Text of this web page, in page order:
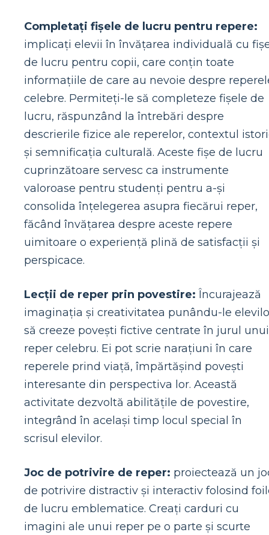
Completați fișele de lucru pentru repere:
implicați elevii în învățarea individuală cu
de lucru pentru copii, care conțin toate
informațiile de care au nevoie despre
celebre. Permiteți-le să completeze fișele de
lucru, răspunzând la întrebări despre
descrierile fizice ale reperelor, contextul
și semnificația culturală. Aceste fișe de lucru
cuprinzătoare servesc ca instrumente
valoroase pentru studenți pentru a-și
consolida înțelegerea asupra fiecărui reper,
făcând învățarea despre aceste repere
uimitoare o experiență plină de satisfacții și
perspicace.
Lecții de reper prin povestire: Încurajează
imaginația și creativitatea punându-le
să creeze povești fictive centrate în jurul unui
reper celebru. Ei pot scrie narațiuni în care
reperele prind viață, împărtășind povești
interesante din perspectiva lor. Această
activitate dezvoltă abilitățile de povestire,
integrând în același timp locul special în
scrisul elevilor.
Joc de potrivire de reper: proiectează un
de potrivire distractiv și interactiv folosind
de lucru emblematice. Creați carduri cu
imagini ale unui reper pe o parte și scurte